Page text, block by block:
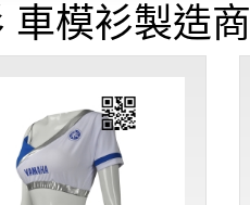
車模衫製造商